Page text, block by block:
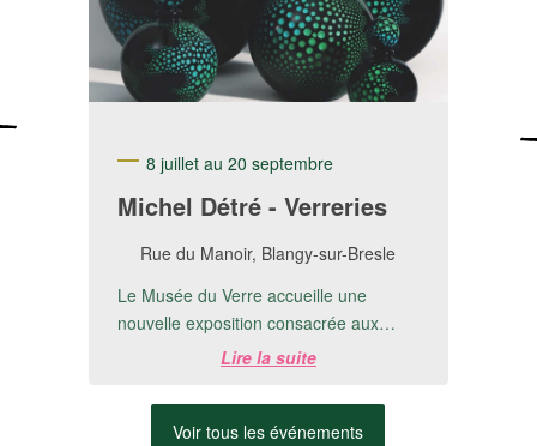
8 juillet au 20 septembre
Michel Détré - Verreries
Rue du Manoir, Blangy-sur-Bresle
Le Musée du Verre accueille une
nouvelle exposition consacrée aux
créations de Michel Detré.📅 Du 8 juillet
Lire la suite
Voir tous les événements